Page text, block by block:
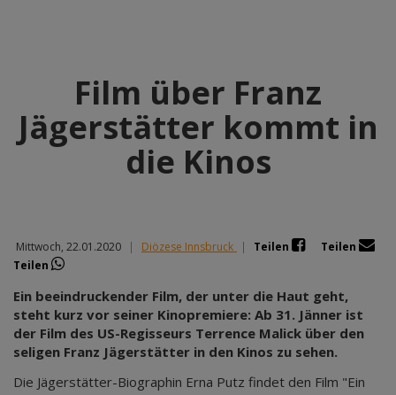
Film über Franz
Jägerstätter kommt in
die Kinos
Mittwoch, 22.01.2020 | Diözese Innsbruck | Teilen
Teilen
Teilen
Ein beeindruckender Film, der unter die Haut geht,
steht kurz vor seiner Kinopremiere: Ab 31. Jänner ist
der Film des US-Regisseurs Terrence Malick über den
seligen Franz Jägerstätter in den Kinos zu sehen.
Die Jägerstätter-Biographin Erna Putz findet den Film "Ein